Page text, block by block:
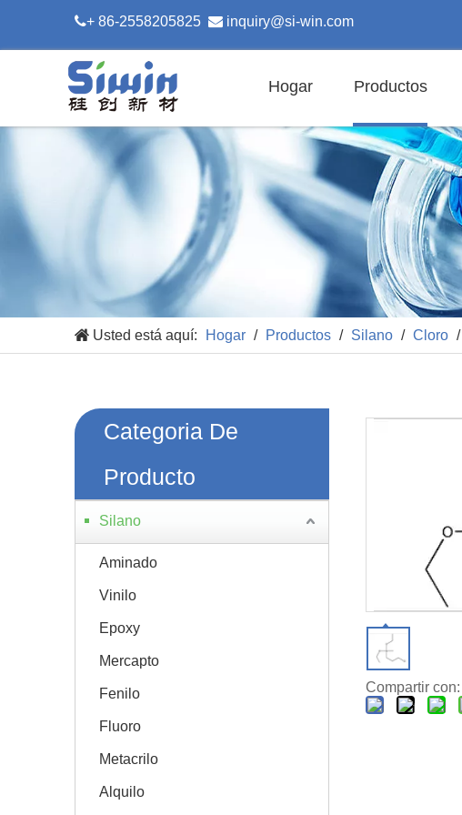
+ 86-2558205825  inquiry@si-win.com
Hogar Productos
Usted está aquí: Hogar / Productos / Silano / Cloro /
Categoria De
Producto
Silano
Aminado
Vinilo
Epoxy
Mercapto
Fenilo
Fluoro
Metacrilo
Alquilo
Compartir con: